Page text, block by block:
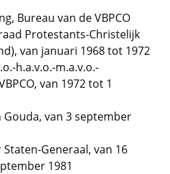
Bureau van de VBPCO
Protestants-Christelijk
van januari 1968 tot 1972
h.a.v.o.-m.a.v.o.-
van 1972 tot 1
van 3 september
Generaal, van 16
1981